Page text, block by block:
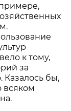
к тому,
за
Казалось бы,
всяком